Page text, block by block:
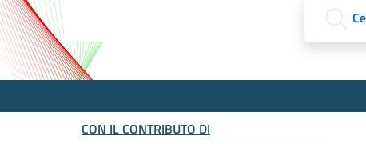
CON IL CONTRIBUTO DI